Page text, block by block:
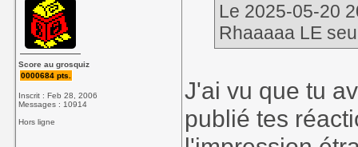
Score au grosquiz
0000684 pts.
Inscrit : Feb 28, 2006
Messages : 10914
Hors ligne
Le 2025-05-20
Rhaaaaa LE
J'ai vu que tu
publié tes